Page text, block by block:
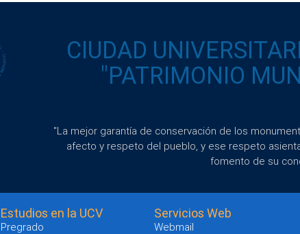
CIUDAD
"PATRIMONIO
"La mejor garantía de conservación de los
afecto y respeto del pueblo, y ese respeto
fomento de su
Estudios en la UCV
Pregrado
Servicios Web
Webmail